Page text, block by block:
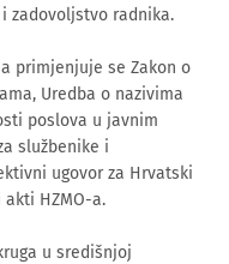
zadovoljstvo radnika.
primjenjuje se Zakon o
Uredba o nazivima
poslova u javnim
službenike i
ugovor za Hrvatski
HZMO-a.
u središnjoj